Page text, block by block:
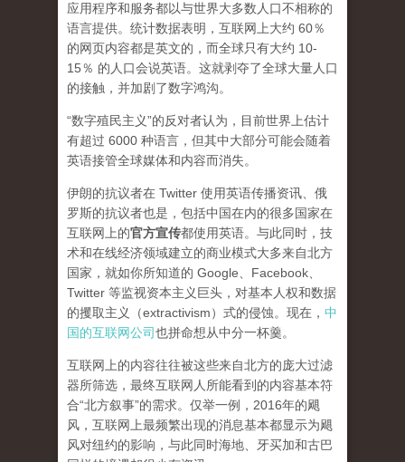
应用程序和服务都以与世界大多数人口不相称的
语言提供。统计数据表明，互联网上大约 60％
的网页内容都是英文的，而全球只有大约 10-
15％ 的人口会说英语。这就剥夺了全球大量人口
的接触，并加剧了数字鸿沟。
“数字殖民主义”的反对者认为，目前世界上估计
有超过 6000 种语言，但其中大部分可能会随着
英语接管全球媒体和内容而消失。
伊朗的抗议者在 Twitter 使用英语传播资讯、俄
罗斯的抗议者也是，包括中国在内的很多国家在
互联网上的官方宣传都使用英语。与此同时，技
术和在线经济领域建立的商业模式大多来自北方
国家，就如你所知道的 Google、Facebook、
Twitter 等监视资本主义巨头，对基本人权和数据
的攫取主义（extractivism）式的侵蚀。现在， 中
国的互联网公司也拼命想从中分一杯羹。
互联网上的内容往往被这些来自北方的庞大过滤
器所筛选，最终互联网人所能看到的内容基本符
合“北方叙事”的需求。仅举一例，2016年的飓
风，互联网上最频繁出现的消息基本都显示为飓
风对纽约的影响，与此同时海地、牙买加和古巴